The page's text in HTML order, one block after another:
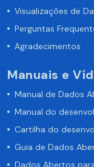
Visualizações de
Perguntas
Agradecimentos
Manuais e
Manual de Dados
Manual do
Cartilha do
Guia de Dados
Dados Abertos